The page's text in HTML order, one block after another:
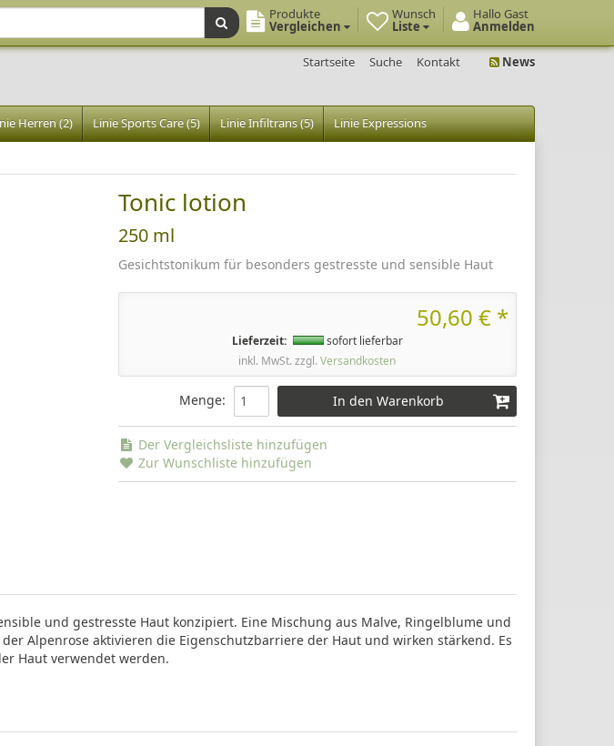
Hallo Gast
Anmelden
Wunsch
Liste
Produkte
Vergleichen
Startseite Suche Kontakt News
Herren (2) Linie Sports Care (5) Linie Infiltrans (5) Linie Expressions
Tonic lotion
250 ml
Gesichtstonikum für besonders gestresste und sensible Haut
50,60 € *
Lieferzeit:
sofort lieferbar
inkl. MwSt. zzgl.Versandkosten
Menge: In den Warenkorb
Der Vergleichsliste hinzufügen
Zur Wunschliste hinzufügen
und gestresste Haut konzipiert. Eine Mischung aus Malve, Ringelblume und
Alpenrose aktivieren die Eigenschutzbarriere der Haut und wirken stärkend. Es
Haut verwendet werden.